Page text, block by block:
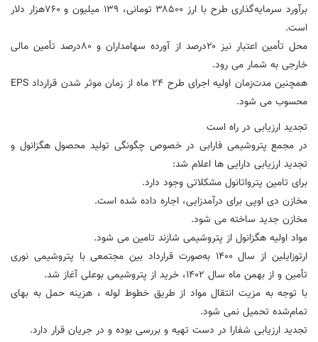
برآورد سرمایه‌گذاری طرح با ارز ۳۸۵۰۰ تومانی، ۱۳۹ میلیون و ۷۶۰هزار دلار
است.
محل تأمین اعتبار نیز ۲۰درصد از آورده سهامداران و ۸۰درصد تأمین مالی
خارجی به شمار می رود.
همچنین مدت‌زمان اولیه اجرای طرح ۲۴ ماه از زمان موثر شدن قرارداد EPS
محسوب می شود.
تجدید ارزیابی در راه است
در مجمع پتروشیمی فارابی در خصوص چگونگی تولید محصول هگزانول و
تجدید ارزیابی دارایی ها اعلام شد:
برای تامین پترواتانول مشکلاتی وجود دارد.
مخازن دی اوپی برای درآمدزایی، اجاره داده شده است.
مخازن جدید ساخته می شود‌.
مواد اولیه هگزانول از پتروشیمی شازند تامین می شود.
ارتوزایلین از سال ۱۴۰۰ به‌صورت قرارداد بین مجتمعی با پتروشیمی نوری
تأمین و از بهمن ماه سال ۱۴۰۲، خرید از پتروشیمی بوعلی آغاز شد.
با توجه به مزیت انتقال مواد از طریق خطوط لوله ، هزینه حمل به بهای
تمام‌شده تحمیل نمی‌ شود.
تجدید ارزیابی شفارا در دست تهیه و بررسی بوده و در جریان قرار دارد.